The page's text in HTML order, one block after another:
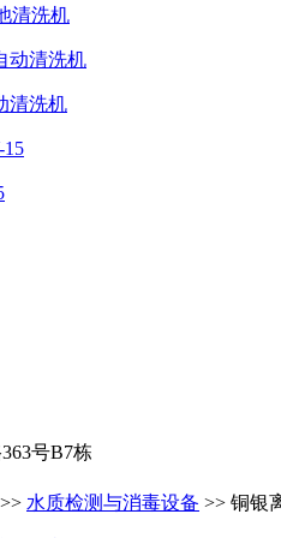
清洗机
清洗机
号B7栋
>> 水质检测与消毒设备 >> 铜银